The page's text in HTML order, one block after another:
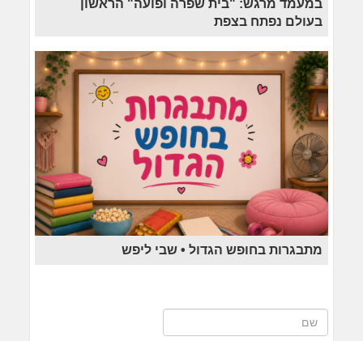
במעמד מרגש: "בית שפרה ופועה" הראשון
בעולם נפתח בצפת
מתבגרות בחופש הגדול • שבי ליפש